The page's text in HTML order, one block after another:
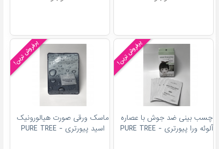
پرفروش ترین!
چسب بینی ضد جوش با عصاره
آلوئه ورا پیورتری - PURE TREE
پرفروش ترین!
ماسک ورقی صورت هیالورونیک
اسید پیورتری - PURE TREE